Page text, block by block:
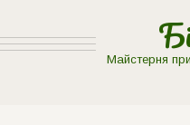
Майстерня